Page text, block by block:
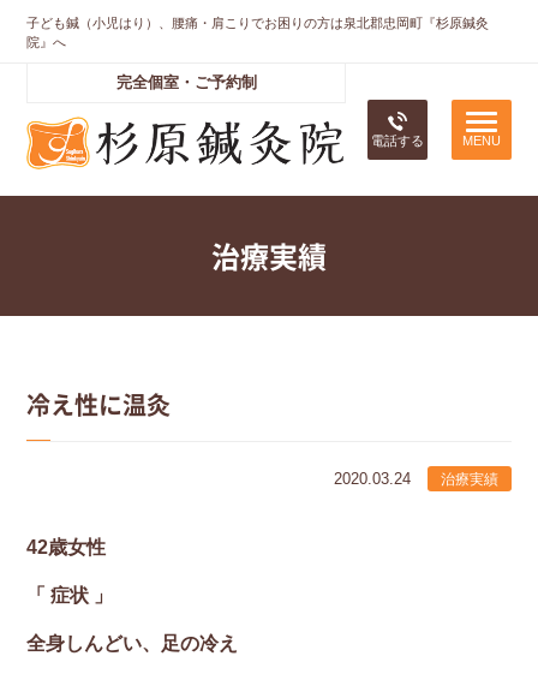
子ども鍼（小児はり）、腰痛・肩こりでお困りの方は泉北郡忠岡町『杉原鍼灸
院』へ
完全個室・ご予約制
電話する
治療実績
冷え性に温灸
2020.03.24 治療実績
42歳女性
「 症状 」
全身しんどい、足の冷え